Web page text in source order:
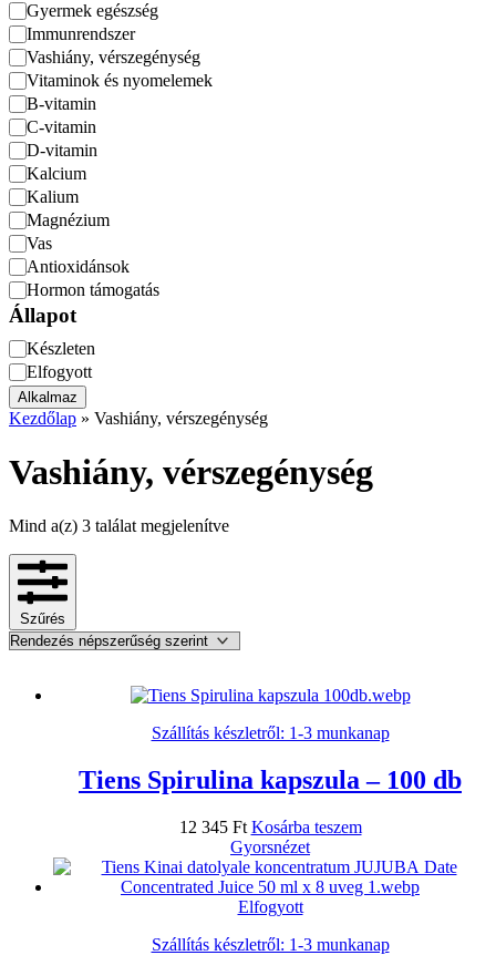
Kategória
Gyermek egészség
Immunrendszer
Vashiány, vérszegénység
Vitaminok és nyomelemek
B-vitamin
C-vitamin
D-vitamin
Kalcium
Kalium
Magnézium
Vas
Antioxidánsok
Hormon támogatás
Állapot
Állapot
Készleten
Elfogyott
Alkalmaz
Kezdőlap » Vashiány, vérszegénység
Vashiány, vérszegénység
Mind a(z) 3 találat megjelenítveSorted
Szűrés
Szállítás készletről: 1-3 munkanap
Tiens Spirulina kapszula – 100 db
12 345 Ft Kosárba teszem
Gyorsnézet
Elfogyott
Szállítás készletről: 1-3 munkanap